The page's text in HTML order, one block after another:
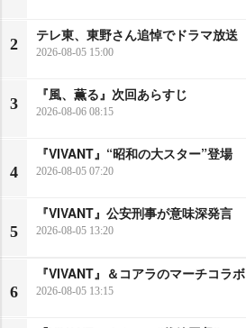
2
テレ東、東野さん追悼でドラマ放送
2026-08-05 15:00
3
『風、薫る』次回あらすじ
2026-08-06 08:15
4
『VIVANT』“昭和の大スター”登場
2026-08-05 07:20
5
『VIVANT』公安刑事が意味深発言
2026-08-05 13:20
6
『VIVANT』＆コアラのマーチコラボ
2026-08-05 13:15